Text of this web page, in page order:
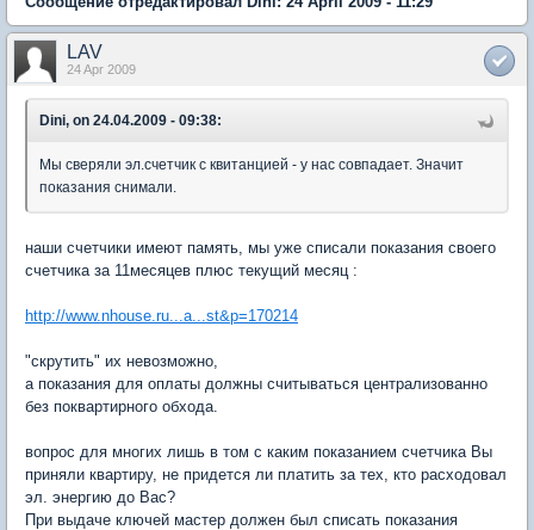
LAV
24 Apr 2009
Dini, on 24.04.2009 - 09:38:
Мы сверяли эл.счетчик с квитанцией - у нас совпадает. Значит
показания снимали.
наши счетчики имеют память, мы уже списали показания своего
счетчика за 11месяцев плюс текущий месяц :
http://www.nhouse.ru...a...st&p=170214
"скрутить" их невозможно,
а показания для оплаты должны считываться централизованно
без поквартирного обхода.
вопрос для многих лишь в том с каким показанием счетчика Вы
приняли квартиру, не придется ли платить за тех, кто расходовал
эл. энергию до Вас?
При выдаче ключей мастер должен был списать показания